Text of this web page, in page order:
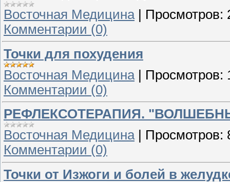
Восточная Медицина| Просмотров:
Комментарии (0)
Точки для похудения
Восточная Медицина | Просмотров:
Комментарии (0)
РЕФЛЕКСОТЕРАПИЯ.
Восточная Медицина| Просмотров:
Комментарии (0)
Точки от Изжоги и болей в